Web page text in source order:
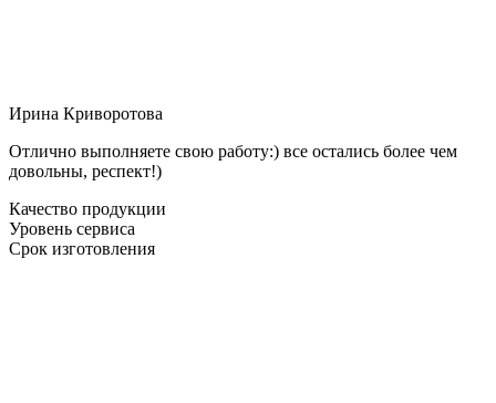
Ирина Криворотова
Отлично выполняете свою работу:) все остались более чем
довольны, респект!)
Качество продукции
Уровень сервиса
Срок изготовления